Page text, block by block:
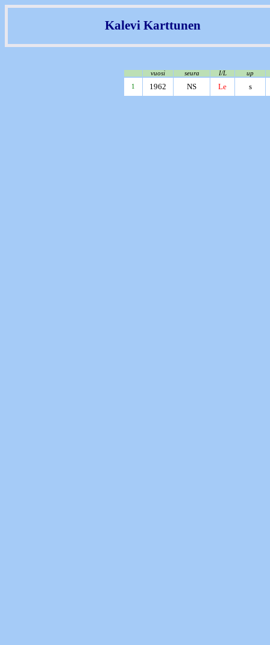
Kalevi Karttunen
vuosi seura I/L
up
1
1962 NS Le s